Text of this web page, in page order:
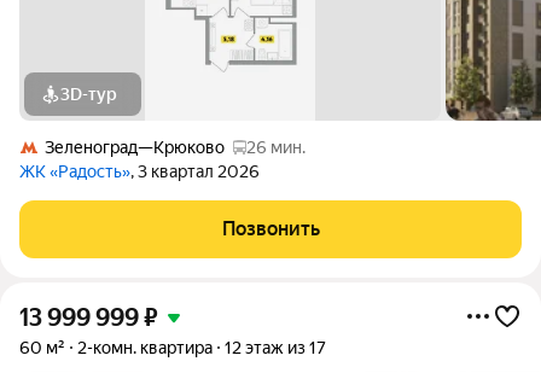
3D-тур
Зеленоград—Крюково
26 мин.
ЖК «Радость», 3 квартал 2026
Позвонить
13 999 999₽
60 м² 2-комн. квартира 12 этаж из 17